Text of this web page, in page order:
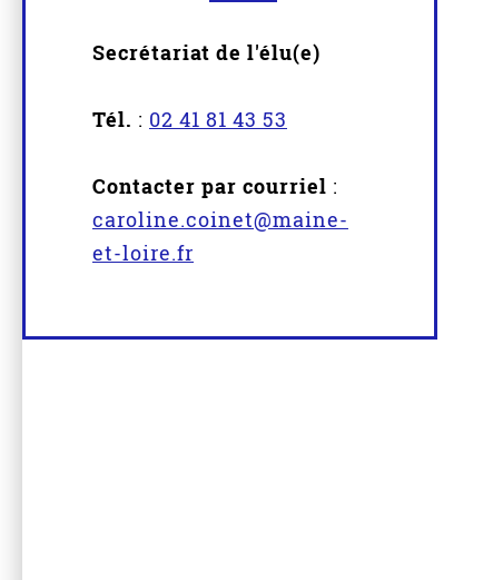
Secrétariat de l'élu(e)
Tél. : 02 41 81 43 53
Contacter par courriel :
caroline.coinet@maine-
et-loire.fr